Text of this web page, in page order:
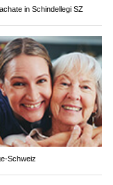
in Schindellegi SZ
Schweiz